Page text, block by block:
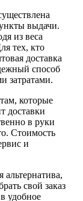
выдачи.
из веса
тех, кто
доставка
способ
затратами.
которые
доставки
в руки
Стоимость
и
свой заказ
удобное